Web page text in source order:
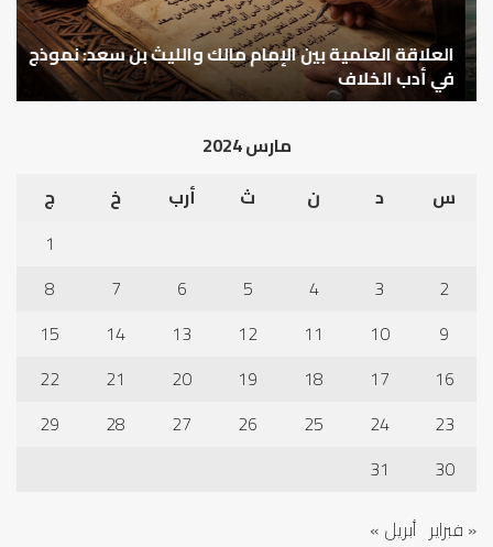
بن
سعد:
نموذج
في
أدب
العلاقة العلمية بين الإمام مالك والليث بن سعد: نموذج
في أدب الخلاف
مارس 2024
س
د ن ث أرب خ
ج
1
2
3
4
5
6
7
8
9
10
11
12
13
14
15
16
17
18
19
20
21
22
23
24
25
26
27
28
29
30
31
« فبراير أبريل »